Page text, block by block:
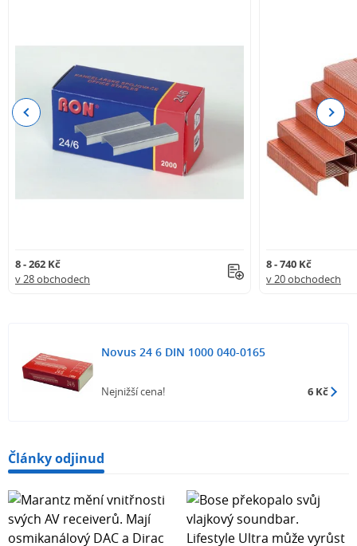
8 - 262 Kč
v 28 obchodech
8 - 740 Kč
v 20 obchodech
Previous Next
Novus 24 6 DIN 1000 040-0165
Nejnižší cena! 6 Kč
Články odjinud